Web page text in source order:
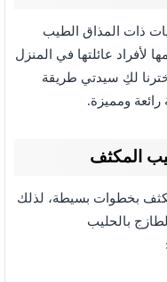
ذات المذاق الطيب
لأفراد عائلتها في المنزل
لكِ سيدتي طريقة
ومميزة.
المكثف
بخطوات بسيطة، لذلك
بالحليب